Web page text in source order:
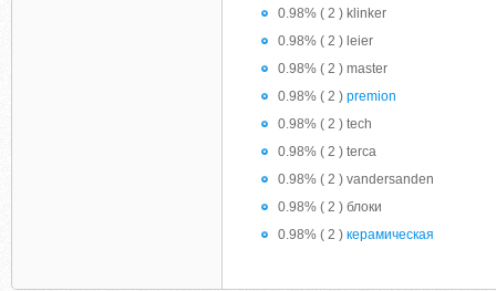
0.98% ( 2 ) klinker
0.98% ( 2 ) leier
0.98% ( 2 ) master
0.98% ( 2 ) premion
0.98% ( 2 ) tech
0.98% ( 2 ) terca
0.98% ( 2 ) vandersanden
0.98% ( 2 ) блоки
0.98% ( 2 ) керамическая